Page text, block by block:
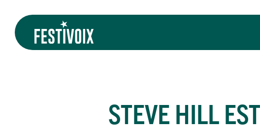
STEVE HILL